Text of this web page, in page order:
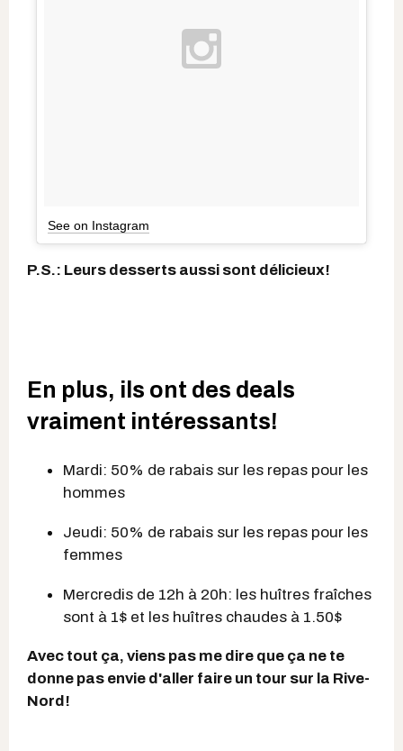
See on Instagram
P.S.: Leurs desserts aussi sont délicieux!
En plus, ils ont des deals
vraiment intéressants!
Mardi: 50% de rabais sur les repas pour les
hommes
Jeudi: 50% de rabais sur les repas pour les
femmes
Mercredis de 12h à 20h: les huîtres fraîches
sont à 1$ et les huîtres chaudes à 1.50$
Avec tout ça, viens pas me dire que ça ne te
donne pas envie d'aller faire un tour sur la Rive-
Nord!